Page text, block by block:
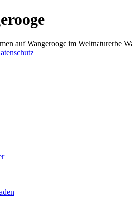
auf Wangerooge im Weltnaturerbe